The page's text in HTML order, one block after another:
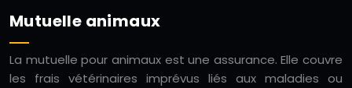
Mutuelle animaux
La mutuelle pour animaux est une assurance. Elle couvre
les frais vétérinaires imprévus liés aux maladies ou